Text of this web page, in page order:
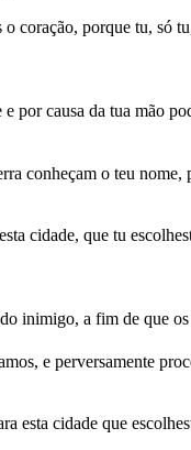
coração, porque tu, só
causa da tua mão
conheçam o teu
cidade, que tu
inimigo, a fim de que
e perversamente
esta cidade que